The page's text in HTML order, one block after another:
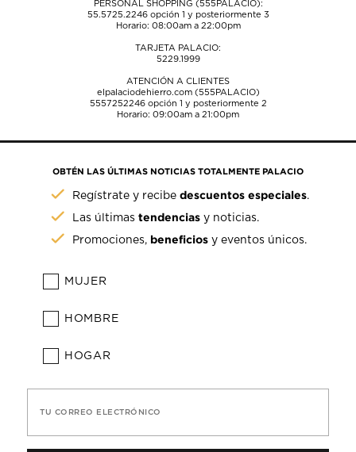
PERSONAL SHOPPING (555PALACIO):
55.5725.2246opción 1 y posteriormente 3
Horario: 08:00am a 22:00pm
TARJETA PALACIO:
5229.1999
ATENCIÓN A CLIENTES
elpalaciodehierro.com (555PALACIO)
5557252246opción 1 y posteriormente 2
Horario: 09:00am a 21:00pm
OBTÉN LAS ÚLTIMAS NOTICIAS TOTALMENTE PALACIO
Regístrate y recibedescuentos especiales.
Las últimastendencias y noticias.
Promociones, beneficios y eventos únicos.
MUJER
HOMBRE
HOGAR
TU CORREO ELECTRÓNICO